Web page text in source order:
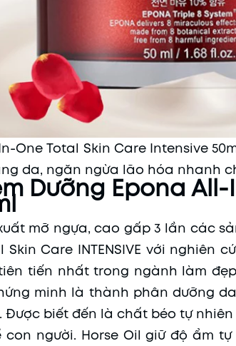
One Total Skin Care Intensive
da, ngăn ngừa lão hóa nhanh
Dưỡng Epona
xuất mỡ ngựa, cao gấp 3 lần các
Skin Care INTENSIVE với nghiên
tiến nhất trong ngành làm
minh là thành phân dưỡng
Được biết đến là chất béo tự
người. Horse Oil giữ độ ẩm